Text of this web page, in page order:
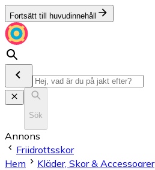
Fortsätt till huvudinnehåll
Sök
Annons
Friidrottsskor
Hem
Kläder, Skor & Accessoarer